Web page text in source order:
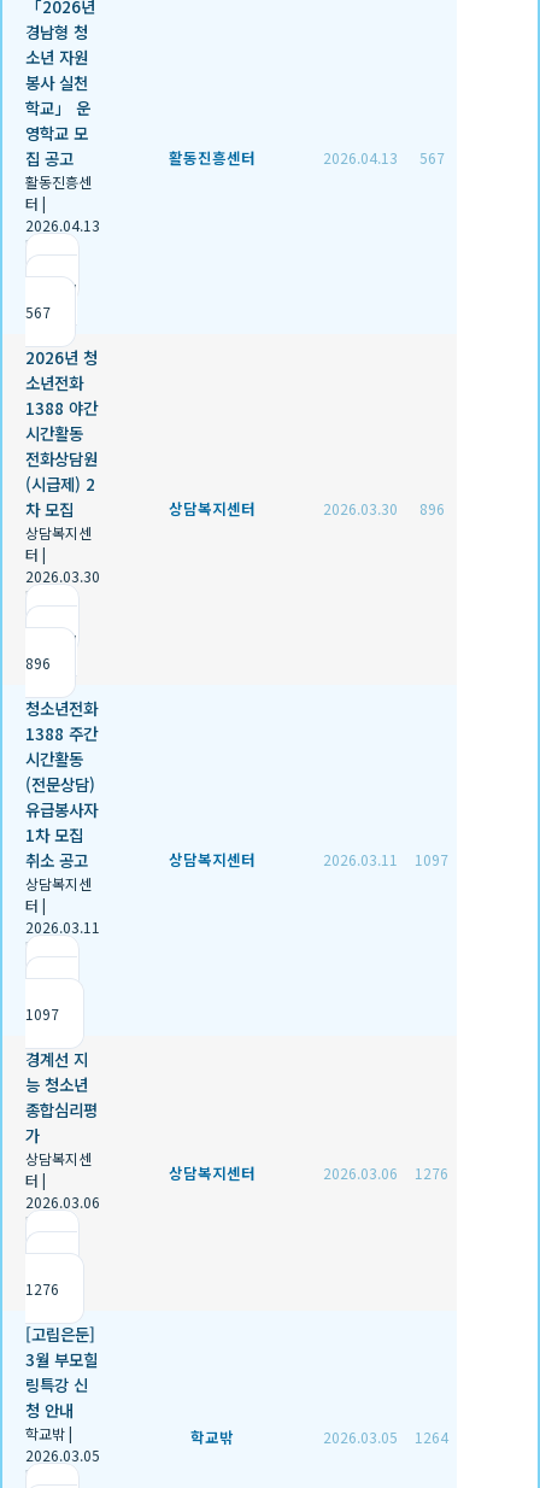
「2026년
경남형 청
소년 자원
봉사 실천
학교」 운
영학교 모
집 공고
활동진흥센
터 |
2026.04.13
|
조회
567
활동진흥센터 2026.04.13 567
2026년 청
소년전화
1388 야간
시간활동
전화상담원
(시급제) 2
차 모집
상담복지센
터 |
2026.03.30
|
조회
896
상담복지센터 2026.03.30 896
청소년전화
1388 주간
시간활동
(전문상담)
유급봉사자
1차 모집
취소 공고
상담복지센
터 |
2026.03.11
|
1097
상담복지센터 2026.03.11 1097
경계선 지
능 청소년
종합심리평
가
상담복지센
터 |
2026.03.06
|
1276
상담복지센터 2026.03.06 1276
[고립은둔]
3월 부모힐
링특강 신
청 안내
학교밖|
2026.03.05
|
학교밖 2026.03.05 1264